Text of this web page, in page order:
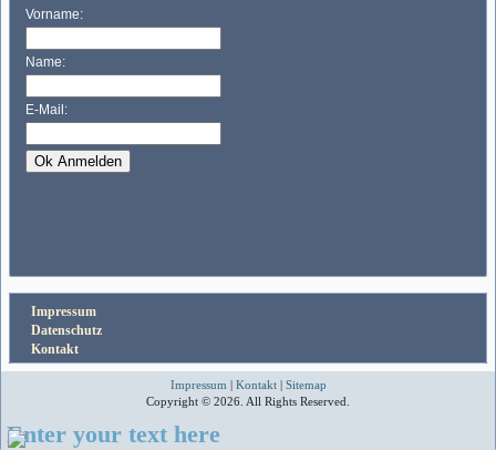
Impressum
Datenschutz
Kontakt
Impressum | Kontakt| Sitemap
Copyright © 2026. All Rights Reserved.
Enter your text here